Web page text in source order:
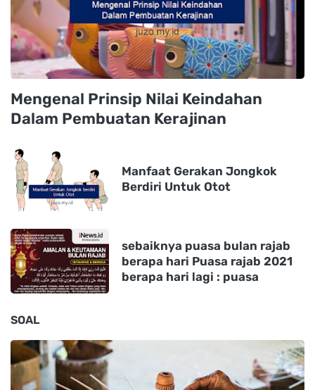
Mengenal Prinsip Nilai Keindahan
Dalam Pembuatan Kerajinan
Manfaat Gerakan Jongkok
Berdiri Untuk Otot
sebaiknya puasa bulan rajab
berapa hari Puasa rajab 2021
berapa hari lagi : puasa
SOAL